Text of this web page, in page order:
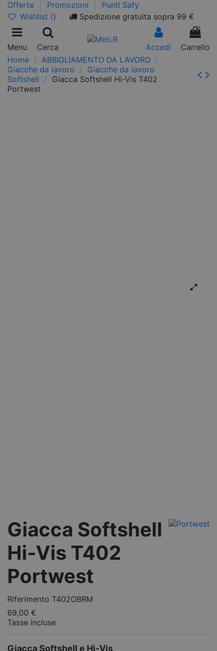
Offerte Promozioni
Punti Safy
Wishlist () Spedizione gratuita sopra 99 €
Menu Cerca Accedi
0
Carrello
Home
ABBIGLIAMENTO DA LAVORO
Giacche da lavoro
Giacche da lavoro
Softshell
Giacca Softshell Hi-Vis T402
Portwest
Giacca Softshell
Hi-Vis T402
Portwest
Riferimento T402OBRM
69,00 €
Tasse incluse
Giacca Softshell e Hi-Vis